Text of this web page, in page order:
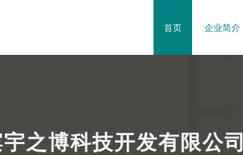
首页 企业简介
之博科技开发有限公司